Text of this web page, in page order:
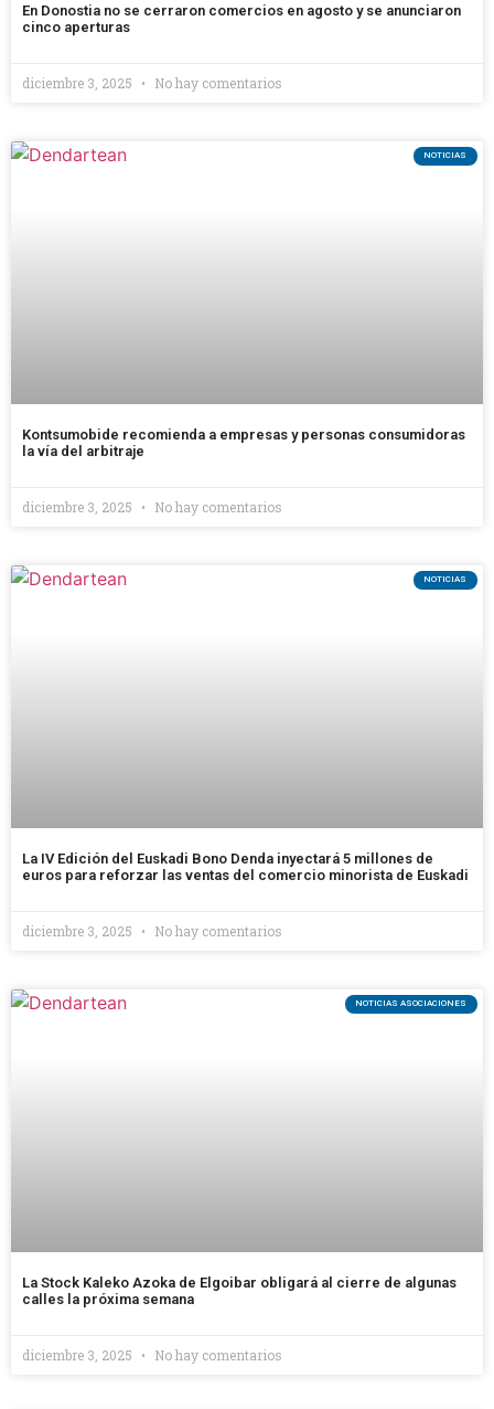
En Donostia no se cerraron comercios en agosto y se anunciaron
cinco aperturas
diciembre 3, 2025 No hay comentarios
NOTICIAS
Kontsumobide recomienda a empresas y personas consumidoras
la vía del arbitraje
diciembre 3, 2025 No hay comentarios
NOTICIAS
La IV Edición del Euskadi Bono Denda inyectará 5 millones de
euros para reforzar las ventas del comercio minorista de Euskadi
diciembre 3, 2025 No hay comentarios
NOTICIAS ASOCIACIONES
La Stock Kaleko Azoka de Elgoibar obligará al cierre de algunas
calles la próxima semana
diciembre 3, 2025 No hay comentarios